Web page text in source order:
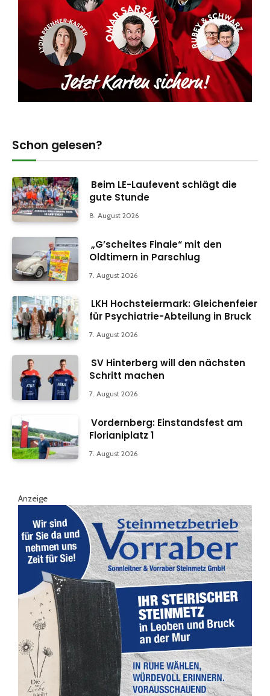
Schon gelesen?
Beim LE-Laufevent schlägt die
gute Stunde
8. August 2026
„G’scheites Finale“ mit den
Oldtimern in Parschlug
7. August 2026
LKH Hochsteiermark: Gleichenfeier
für Psychiatrie-Abteilung in Bruck
7. August 2026
SV Hinterberg will den nächsten
Schritt machen
7. August 2026
Vordernberg: Einstandsfest am
Florianiplatz 1
7. August 2026
Anzeige